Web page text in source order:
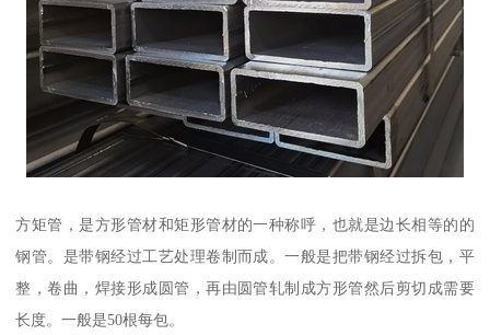
方矩管，是方形管材和矩形管材的一种称呼，也就是边长相等的的
钢管。是带钢经过工艺处理卷制而成。一般是把带钢经过拆包，平
整，卷曲，焊接形成圆管，再由圆管轧制成方形管然后剪切成需要
长度。一般是50根每包。